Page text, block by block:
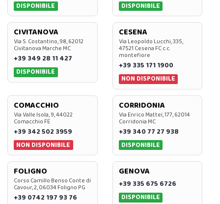
DISPONIBILE
DISPONIBILE
CIVITANOVA
Via S. Costantino, 98, 62012
Civitanova Marche MC
+39 349 28 11 427
DISPONIBILE
CESENA
Via Leopoldo Lucchi, 335,
47521 Cesena FC c.c.
montefiore
+39 335 171 1900
NON DISPONIBILE
COMACCHIO
Via Valle Isola, 9, 44022
Comacchio FE
+39 342 502 3959
NON DISPONIBILE
CORRIDONIA
Via Enrico Mattei, 177, 62014
Corridonia MC
+39 340 77 27 938
DISPONIBILE
FOLIGNO
Corso Camillo Benso Conte di
Cavour, 2, 06034 Foligno PG
+39 0742 197 93 76
GENOVA
+39 335 675 6726
DISPONIBILE